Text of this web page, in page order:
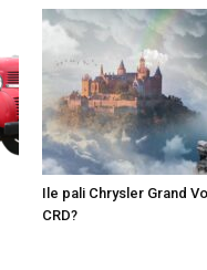
Ile pali Chrysler Grand
CRD?